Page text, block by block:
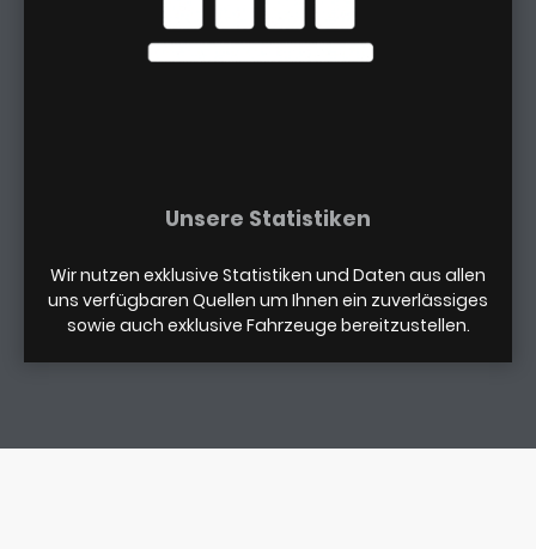
Unsere Statistiken
Wir nutzen exklusive Statistiken und Daten aus allen
uns verfügbaren Quellen um Ihnen ein zuverlässiges
sowie auch exklusive Fahrzeuge bereitzustellen.